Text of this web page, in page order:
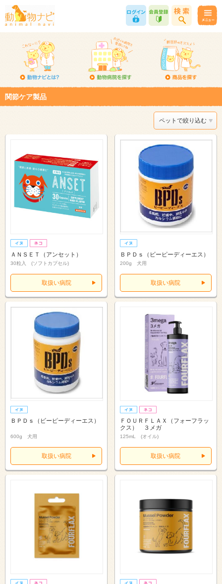
関節ケア製品
ペットで絞り込む
ＡＮＳＥＴ（アンセット）
30粒入 (ソフトカプセル)
取扱い病院
ＢＰＤｓ（ビーピーディーエス）
200g 犬用
取扱い病院
ＢＰＤｓ（ビーピーディーエス）
600g 犬用
取扱い病院
ＦＯＵＲＦＬＡＸ（フォーフラッ
クス） ３メガ
125mL (オイル)
取扱い病院